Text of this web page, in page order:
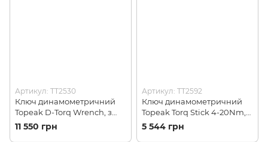
Артикул: TT2530
Ключ динамометричний
Topeak D-Torq Wrench, з
чохлом, Black/Yellow
11 550 грн
Артикул: TT2592
Ключ динамометричний
Topeak Torq Stick 4-20Nm,
Black (TT2592)
5 544 грн